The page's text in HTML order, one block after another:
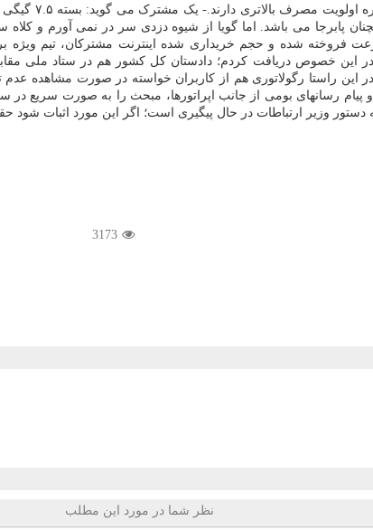
فروخته شده و حجم خریداری شده اینترنت مشترکان، تیم
این خصوص دریافت کردم؛ دادستان کل کشور هم در ستاد ملی
این راستا رگولاتوری هم از کاربران خواسته در صورت
وزیر ارتباطات در حال پیگیری است؛ اگر این مورد اثبات شود
3173
نظر شما در مورد این مطلب